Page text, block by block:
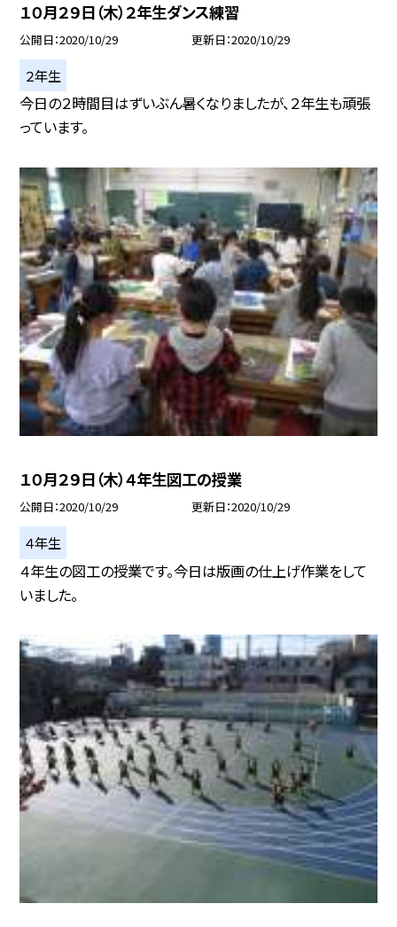
１０月２９日（木）２年生ダンス練習
公開日 2020/10/29 更新日 2020/10/29
２年生
今日の２時間目はずいぶん暑くなりましたが、２年生も頑張
っています。
１０月２９日（木）４年生図工の授業
公開日 2020/10/29 更新日 2020/10/29
４年生
４年生の図工の授業です。今日は版画の仕上げ作業をして
いました。